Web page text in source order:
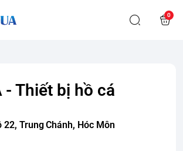
0
- Thiết bị hồ cá
22, Trung Chánh, Hóc Môn